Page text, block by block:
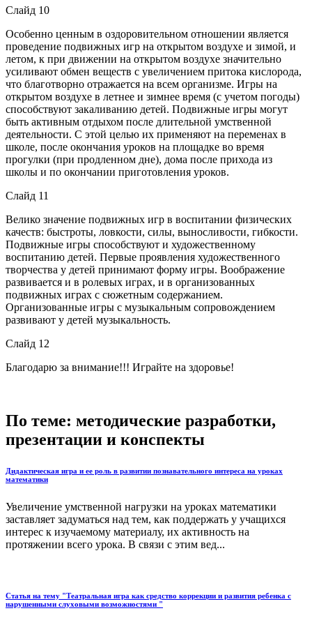
Слайд 10
Особенно ценным в оздоровительном отношении является
проведение подвижных игр на открытом воздухе и зимой, и
летом, к при движении на открытом воздухе значительно
усиливают обмен веществ с увеличением притока кислорода,
что благотворно отражается на всем организме. Игры на
открытом воздухе в летнее и зимнее время (с учетом погоды)
способствуют закаливанию детей. Подвижные игры могут
быть активным отдыхом после длительной умственной
деятельности. С этой целью их применяют на переменах в
школе, после окончания уроков на площадке во время
прогулки (при продленном дне), дома после прихода из
школы и по окончании приготовления уроков.
Слайд 11
Велико значение подвижных игр в воспитании физических
качеств: быстроты, ловкости, силы, выносливости, гибкости.
Подвижные игры способствуют и художественному
воспитанию детей. Первые проявления художественного
творчества у детей принимают форму игры. Воображение
развивается и в ролевых играх, и в организованных
подвижных играх с сюжетным содержанием.
Организованные игры с музыкальным сопровождением
развивают у детей музыкальность.
Слайд 12
Благодарю за внимание!!! Играйте на здоровье!
По теме: методические разработки,
презентации и конспекты
Дидактическая игра и ее роль в развитии познавательного интереса на уроках
математики
Увеличение умственной нагрузки на уроках математики
заставляет задуматься над тем, как поддержать у учащихся
интерес к изучаемому материалу, их активность на
протяжении всего урока. В связи с этим вед...
Статья на тему "Театральная игра как средство коррекции и развития ребенка с
нарушенными слуховыми возможностями "